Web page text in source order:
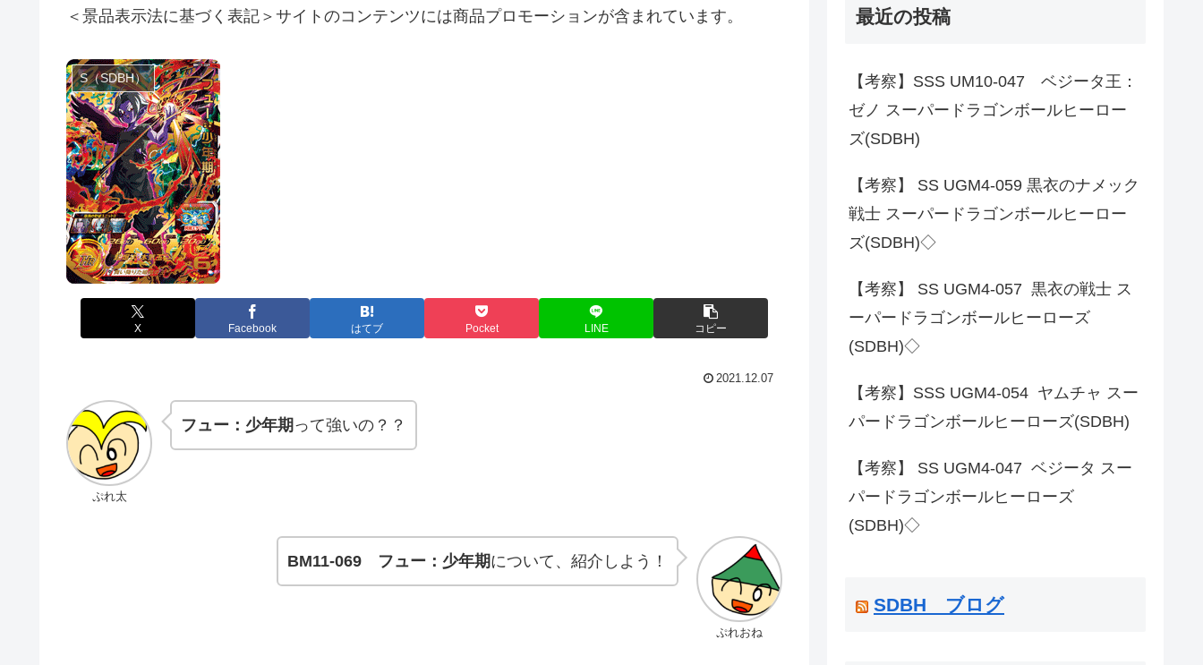
＜景品表示法に基づく表記＞サイトのコンテンツには商品プロモーションが含まれています。
S（SDBH）
X Facebook はてブ Pocket LINE コピー
2021.12.07
ぷれ太
フュー：少年期 って強いの？？
ぷれおね
BM11-069 フュー：少年期について、紹介しよう！
最近の投稿
【考察】SSS UM10-047 ベジータ王：
ゼノ スーパードラゴンボールヒーロー
ズ(SDBH)
【考察】 SS UGM4-059 黒衣のナメック
戦士 スーパードラゴンボールヒーロー
ズ(SDBH)◇
【考察】 SS UGM4-057 黒衣の戦士 ス
ーパードラゴンボールヒーローズ
(SDBH)◇
【考察】SSS UGM4-054 ヤムチャ スー
パードラゴンボールヒーローズ(SDBH)
【考察】 SS UGM4-047 ベジータ スー
パードラゴンボールヒーローズ
(SDBH)◇
SDBH ブログ